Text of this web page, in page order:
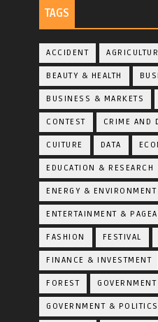
TAGS
ACCIDENT
BEAUTY & HEALTH
BUSINESS & MARKETS
CONTEST CRIME AND
CUITURE DATA
EDUCATION & RESEARCH
ENERGY & ENVIRONMENT
ENTERTAINMENT &
FASHION FESTIVAL
FINANCE & INVESTMENT
FOREST GOVERNMENT
GOVERNMENT & POLITICS